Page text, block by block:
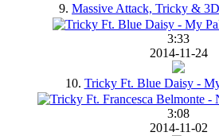
9. Massive Attack, Tricky &
3:33
2014-11-24
10. Tricky Ft. Blue Daisy -
3:08
2014-11-02